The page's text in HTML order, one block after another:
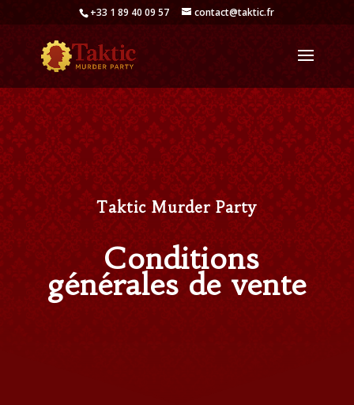
+33 1 89 40 09 57 contact@taktic.fr
Taktic Murder Party
Conditions
générales de vente